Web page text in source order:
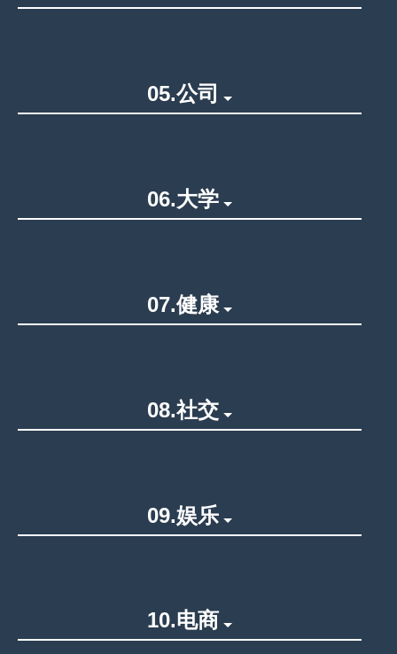
05.公司
06.大学
07.健康
08.社交
09.娱乐
10.电商